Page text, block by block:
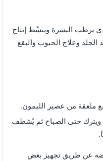
يرطب البشرة وينشّط إنتاج
وعلاج الحبوب والبقع
ملعقة من عصير الليمون.
ويترك حتى الصباح ثم يُشطف
عن طريق تجهيز بعض